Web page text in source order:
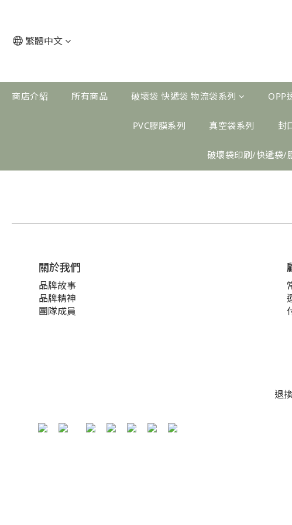
繁體中文
商店介紹 所有商品 破壞袋 快遞袋 物流袋系列 OPP
PVC膠膜系列 真空袋系列 封
破壞袋印刷/快遞袋/
關於我們
品牌故事
品牌精神
團隊成員
退